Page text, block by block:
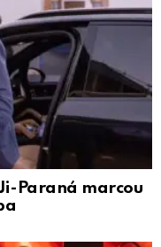
Paraná marcou